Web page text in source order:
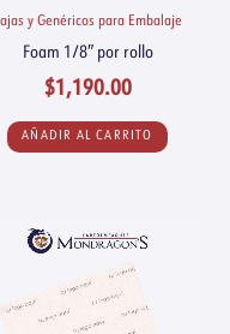
y Genéricos para Embalaje
Foam 1/8″ por rollo
$1,190.00
AÑADIR AL CARRITO